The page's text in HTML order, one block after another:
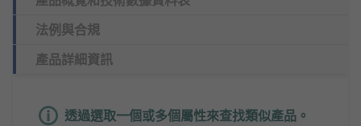
法例與合規
產品詳細資訊
透過選取一個或多個屬性來查找類似產品。